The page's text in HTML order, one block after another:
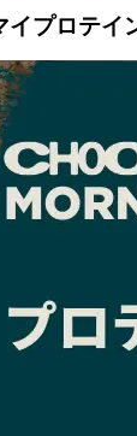
イプロテイ